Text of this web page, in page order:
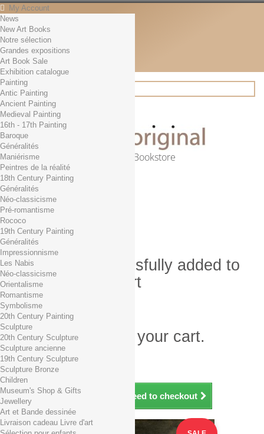
My Account
Contact
English
English
Français
News
Search
Online Art Bookstore
Cart (empty)
No products
Free shipping!
0,00 € Total
Check out
Product successfully added to
your shopping cart
Quantity
Total
There is 1 item in your cart.
Total products (tax incl.)
Total shipping TTC
Total (tax incl.)
Continue shopping Proceed to checkout
News
New Art Books
Notre sélection
Grandes expositions
Art Book Sale
Exhibition catalogue
Painting
Antic Painting
Ancient Painting
Medieval Painting
16th - 17th Painting
Baroque
Généralités
Maniérisme
Peintres de la réalité
18th Century Painting
Généralités
Néo-classicisme
Pré-romantisme
Rococo
19th Century Painting
Généralités
Impressionnisme
Les Nabis
Néo-classicisme
Orientalisme
Romantisme
Symbolisme
20th Century Painting
Sculpture
20th Century Sculpture
Sculpture ancienne
19th Century Sculpture
Sculpture Bronze
Children
Museum's Shop & Gifts
Jewellery
Art et Bande dessinée
Livraison cadeau Livre d'art